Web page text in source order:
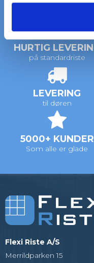
HURTIG
på standardriste
LEVERING
til døren
5000+ KUNDER
Som alle er glade
Flexi Riste A/S
Merrildparken 15